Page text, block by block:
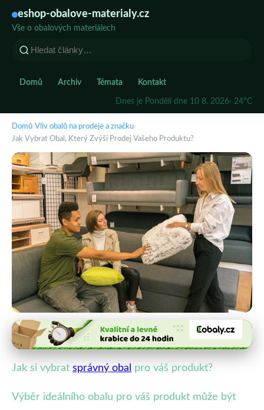
eshop-obalove-materialy.cz
Vše o obalových materiálech
Domů Archiv Témata Kontakt
Dnes je Pondělí dne 10 8. 2026· 24°C
Domů›Vliv obalů na prodeje a značku›
Jak Vybrat Obal, Který Zvýší Prodej Vašeho Produktu?
Vliv obalů na prodeje a značku
Jak Vybrat Obal, Který Zvýší
Jak si vybrat správný obal pro váš produkt?
Výběr ideálního obalu pro váš produkt může být